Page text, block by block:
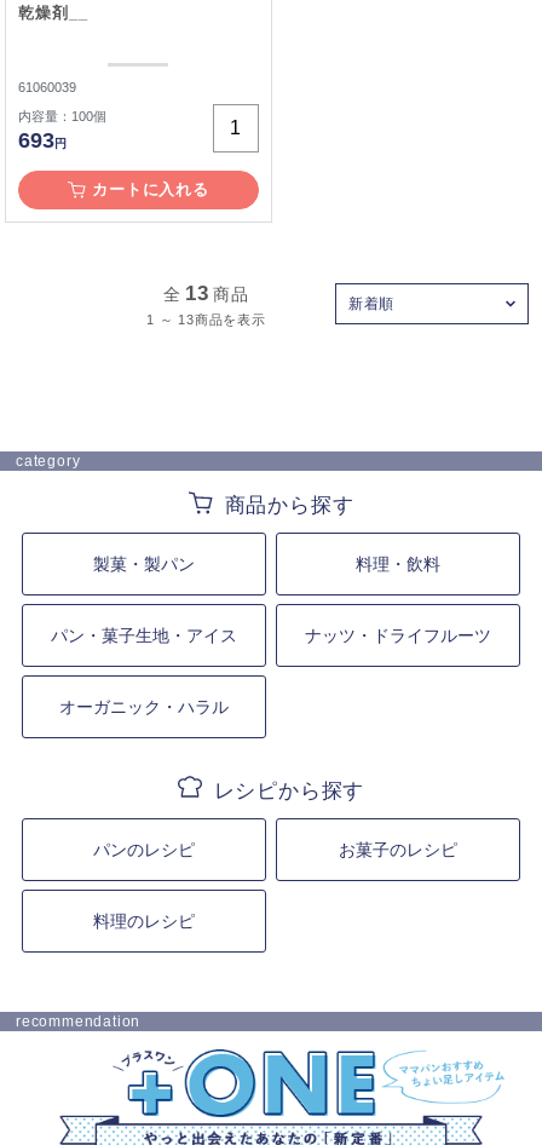
乾燥剤__
61060039
内容量：100個
693円
カートに入れる
全 13 商品
1 ～ 13商品を表示
新着順
category
製菓・製パン 料理・飲料
パン・菓子生地・アイス ナッツ・ドライフルーツ
オーガニック・ハラル
パンのレシピ お菓子のレシピ
料理のレシピ
recommendation